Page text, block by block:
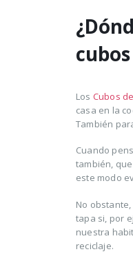
Los Cubos
casa en la
También
Cuando
también,
este modo
No
tapa si, por
nuestra
reciclaje.